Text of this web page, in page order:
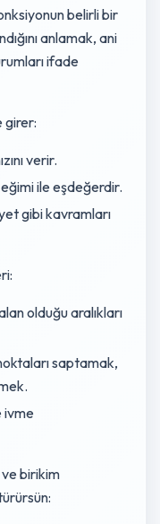
belirli bir
anlamak, ani
ifade
girer:
verir.
ile eşdeğerdir.
gibi kavramları
olduğu aralıkları
saptamak,
ivme
birikim